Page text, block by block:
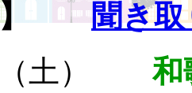
編】聞き
（土）